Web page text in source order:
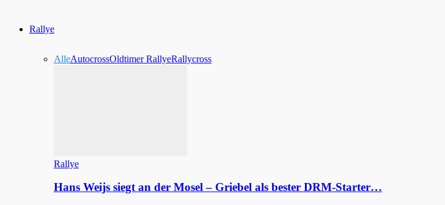
Rallye
AlleAutocrossOldtimer RallyeRallycross
Rallye
Hans Weijs siegt an der Mosel – Griebel als bester DRM-Starter…